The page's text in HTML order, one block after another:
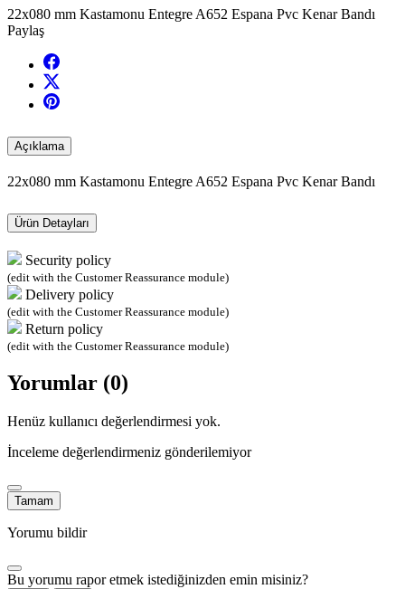
22x080 mm Kastamonu Entegre A652 Espana Pvc Kenar Bandı
Paylaş
Açıklama
22x080 mm Kastamonu Entegre A652 Espana Pvc Kenar Bandı
Ürün Detayları
Security policy
(edit with the Customer Reassurance module)
Delivery policy
(edit with the Customer Reassurance module)
Return policy
(edit with the Customer Reassurance module)
Yorumlar (0)
Henüz kullanıcı değerlendirmesi yok.
İnceleme değerlendirmeniz gönderilemiyor
Tamam
Yorumu bildir
Bu yorumu rapor etmek istediğinizden emin misiniz?